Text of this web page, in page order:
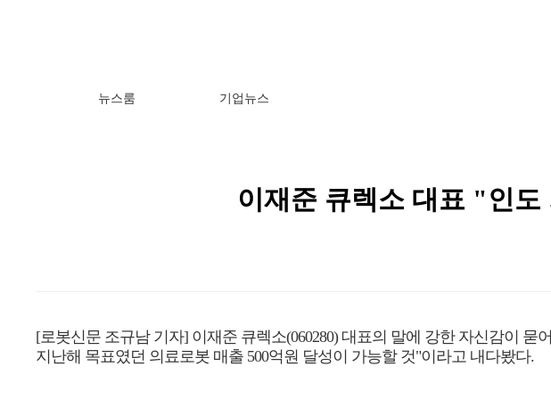
뉴스룸 기업뉴스
이재준 큐렉소 대표 "인
[로봇신문 조규남 기자] 이재준 큐렉소(060280) 대표의 말에 강한 자신감이
지난해 목표였던 의료로봇 매출 500억원 달성이 가능할 것"이라고 내다봤다.